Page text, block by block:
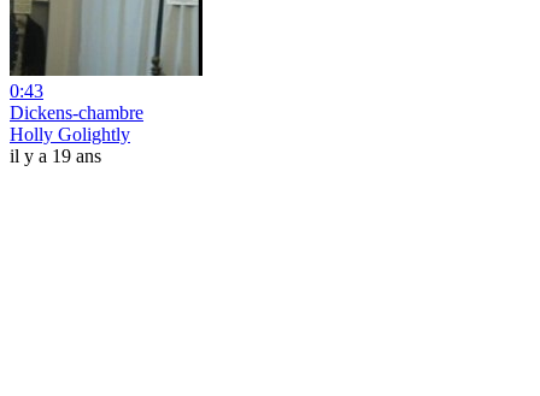
0:43
Dickens-chambre
Holly Golightly
il y a 19 ans